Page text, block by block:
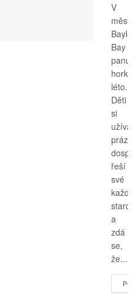
V
Bay
panuje
horké
léto.
Děti
si
užívají
řeší
své
a
zdá
se,
že...